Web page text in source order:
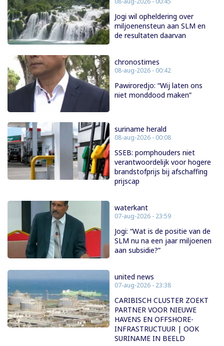
Jogi wil opheldering over
miljoenensteun aan SLM en
de resultaten daarvan
chronostimes
08-aug-2026 - 00:42
Pawiroredjo: “Wij laten ons
niet monddood maken”
suriname herald
08-aug-2026 - 00:08
SSEB: pomphouders niet
verantwoordelijk voor hogere
brandstofprijs bij afschaffing
prijscap
waterkant
07-aug-2026 - 23:59
Jogi: “Wat is de positie van de
SLM nu na een jaar miljoenen
aan subsidie?”
united news
07-aug-2026 - 23:38
CARIBISCH CLUSTER ZOEKT
PARTNER VOOR NIEUWE
HAVENS EN OFFSHORE-
INFRASTRUCTUUR | OOK
SURINAME IN BEELD